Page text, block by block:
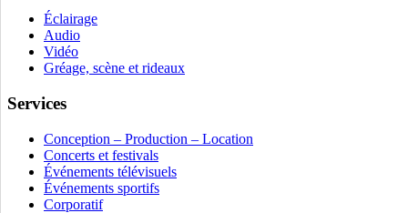
Éclairage
Audio
Vidéo
Gréage, scène et rideaux
Services
Conception – Production – Location
Concerts et festivals
Événements télévisuels
Événements sportifs
Corporatif